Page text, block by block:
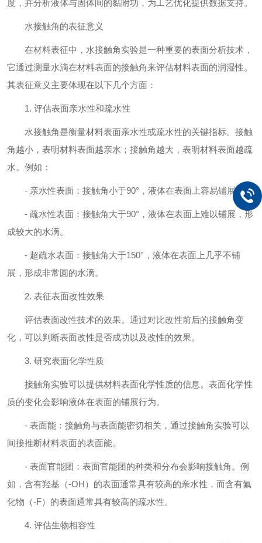
度，并分析液体与固体间的黏附功，为工艺优化提供数据支持。
水接触角的表征意义
在材料表征中，水接触角实验是一种重要的表面分析技术，
它通过测量水滴在材料表面的接触角来评估材料表面的润湿性。
其表征意义主要体现在以下几个方面：
1. 评估表面亲水性和疏水性
水接触角是衡量材料表面亲水性或疏水性的关键指标。接触
角越小，表明材料表面越亲水；接触角越大，表明材料表面越疏
水。例如：
- 亲水性表面：接触角小于90°，液体在表面上容易铺展。
- 疏水性表面：接触角大于90°，液体在表面上难以铺展，形
成较大的水滴。
- 超疏水表面：接触角大于150°，液体在表面上几乎不铺
展，形成非常圆的水滴。
2. 表征表面改性效果
评估表面改性技术的效果。通过对比改性前后的接触角变
化，可以判断表面改性是否成功以及改性的效果。
3. 研究表面化学性质
接触角实验可以提供材料表面化学性质的信息。表面化学性
质的变化会影响液体在表面的铺展行为。
- 表面能：接触角与表面能密切相关，通过接触角实验可以
间接推断材料表面的表面能。
- 表面官能团：表面官能团的种类和分布会影响接触角。例
如，含有羟基（-OH）的表面通常具有较高的亲水性，而含有氟
化物（-F）的表面通常具有较高的疏水性。
4. 评估生物相容性